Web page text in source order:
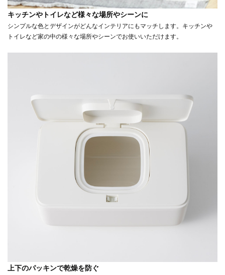
キッチンやトイレなど様々な場所やシーンに
シンプルな色とデザインがどんなインテリアにもマッチします。キッチンや
トイレなど家の中の様々な場所やシーンでお使いいただけます。
上下のパッキンで乾燥を防ぐ